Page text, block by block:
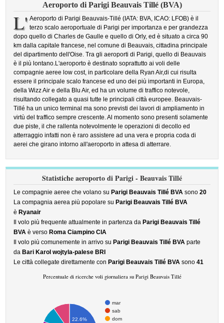
Aeroporto di Parigi Beauvais Tillé (BVA)
L' Aeroporto di Parigi Beauvais-Tillé (IATA: BVA, ICAO: LFOB) è il
terzo scalo aeroportuale di Parigi per importanza e per grandezza
dopo quello di Charles de Gaulle e quello di Orly, ed è situato a circa 90
km dalla capitale francese, nel comune di Beauvais, cittadina principale
del dipartimento dell'Oise. Tra gli aeroporti di Parigi, quello di Beauvais
è il più lontano.L'aeroporto è destinato soprattutto ai voli delle
compagnie aeree low cost, in particolare della Ryan Air,di cui risulta
essere il principale scalo francese ed uno dei più importanti in Europa,
della Wizz Air e della Blu Air, ed ha un volume di traffico notevole,
risultando collegato a quasi tutte le principali città europee. Beauvais-
Tillé ha un unico terminal ma sono previsti dei lavori di ampliamento in
virtù del traffico sempre crescente. Al momento sono presenti solamente
due piste, il che rallenta notevolmente le operazioni di decollo ed
atterraggio infatti non è raro assistere ad una vera e propria coda di
aerei che girano intorno all'aeroporto in attesa di atterrare.
Statistiche aeroporto di Parigi - Beauvais Tillé
Le compagnie aeree che volano su Parigi Beauvais Tillé BVA sono20
La compagnia aerea più popolare su Parigi Beauvais Tillé BVA
è Ryanair
Il volo più frequente attualmente in partenza da Parigi Beauvais Tillé
BVA è verso Roma Ciampino CIA
Il volo più comunemente in arrivo su Parigi Beauvais Tillé BVA parte
da Bari Karol wojtyla-palese BRI
Le città collegate direttamente con Parigi Beauvais Tillé BVA sono41
Percentuale di ricerche voli giornaliera su Parigi Beauvais Tillé
mar
sab
dom
22.6%